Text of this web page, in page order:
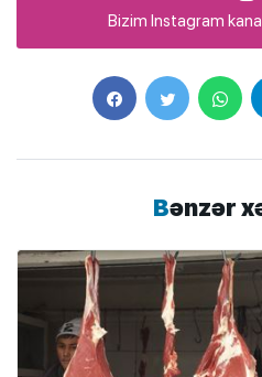
Bizim Instagram
Bənzər